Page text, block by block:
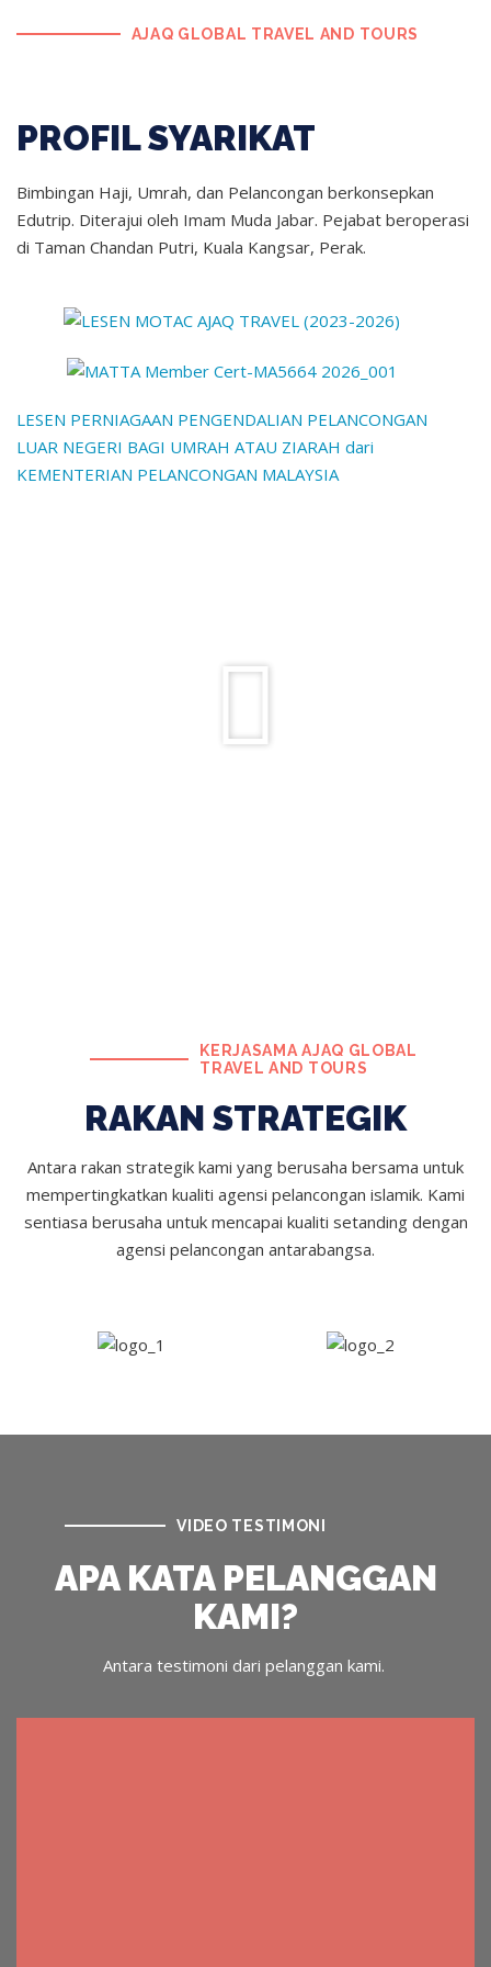
AJAQ GLOBAL TRAVEL AND TOURS
PROFIL SYARIKAT
Bimbingan Haji, Umrah, dan Pelancongan berkonsepkan
Edutrip. Diterajui oleh Imam Muda Jabar. Pejabat beroperasi
di Taman Chandan Putri, Kuala Kangsar, Perak.
LESEN PERNIAGAAN PENGENDALIAN PELANCONGAN
LUAR NEGERI BAGI UMRAH ATAU ZIARAH dari
KEMENTERIAN PELANCONGAN MALAYSIA
KERJASAMA AJAQ GLOBAL
TRAVEL AND TOURS
RAKAN STRATEGIK
Antara rakan strategik kami yang berusaha bersama untuk
mempertingkatkan kualiti agensi pelancongan islamik. Kami
sentiasa berusaha untuk mencapai kualiti setanding dengan
agensi pelancongan antarabangsa.
VIDEO TESTIMONI
APA KATA PELANGGAN
KAMI?
Antara testimoni dari pelanggan kami.